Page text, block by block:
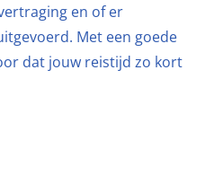
en of er
Met een goede
dat jouw reistijd zo kort